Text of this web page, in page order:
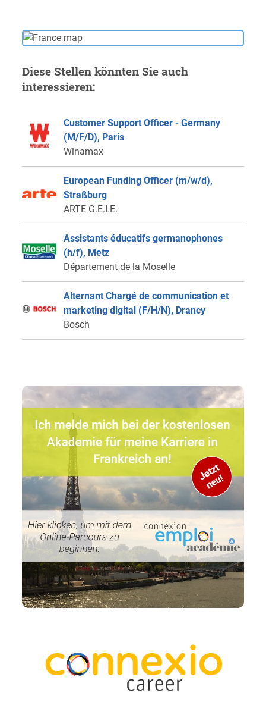
Diese Stellen könnten Sie auch
interessieren:
Customer Support Officer - Germany
(M/F/D), Paris
Winamax
European Funding Officer (m/w/d),
Straßburg
ARTE G.E.I.E.
Assistants éducatifs germanophones
(h/f), Metz
Département de la Moselle
Alternant Chargé de communication et
marketing digital (F/H/N), Drancy
Bosch